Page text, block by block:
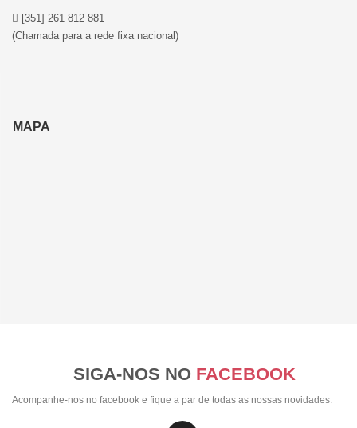
[351] 261 812 881
(Chamada para a rede fixa nacional)
MAPA
SIGA-NOS NO FACEBOOK
Acompanhe-nos no facebook e fique a par de todas as nossas novidades.